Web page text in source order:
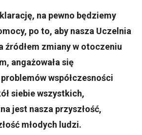
na pewno będziemy
po to, aby nasza Uczelnia
źródłem zmiany w otoczeniu
angażowała się
współczesności
siebie wszystkich,
jest nasza przyszłość,
młodych ludzi.